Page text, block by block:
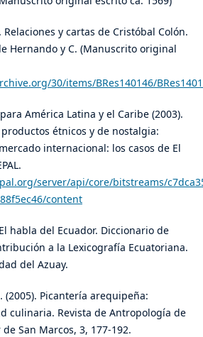
Relaciones y cartas de Cristóbal Colón.
Hernando y C. (Manuscrito original
30/items/BRes140146/
América Latina y el Caribe (2003).
étnicos y de nostalgia:
internacional: los casos de El
server/api/core/bitstreams/
content
habla del Ecuador. Diccionario de
a la Lexicografía Ecuatoriana.
del Azuay.
(2005). Picantería arequipeña:
culinaria. Revista de Antropología de
San Marcos, 3, 177-192.